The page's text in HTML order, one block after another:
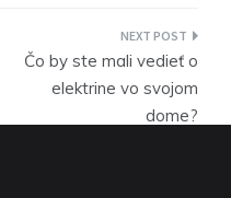
Čo by ste mali vedieť o
elektrine vo svojom
dome?